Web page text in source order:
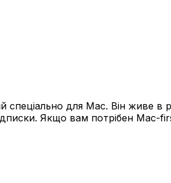
для Mac. Він живе
Якщо вам потрібен Mac-